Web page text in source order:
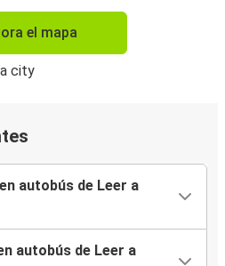
el mapa
autobús de Leer a
autobús de Leer a